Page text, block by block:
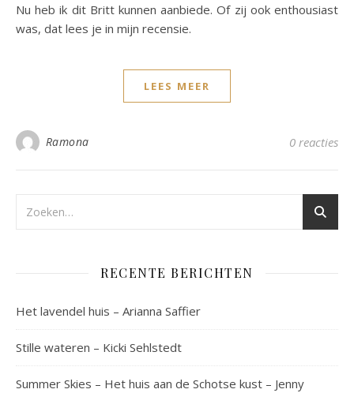
Nu heb ik dit Britt kunnen aanbiede. Of zij ook enthousiast
was, dat lees je in mijn recensie.
LEES MEER
Ramona 0 reacties
RECENTE BERICHTEN
Het lavendel huis – Arianna Saffier
Stille wateren – Kicki Sehlstedt
Summer Skies – Het huis aan de Schotse kust – Jenny